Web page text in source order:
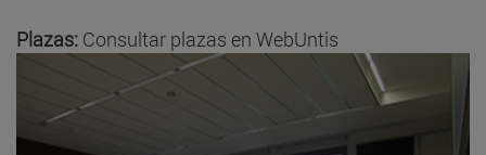
Plazas: Consultar plazas en WebUntis